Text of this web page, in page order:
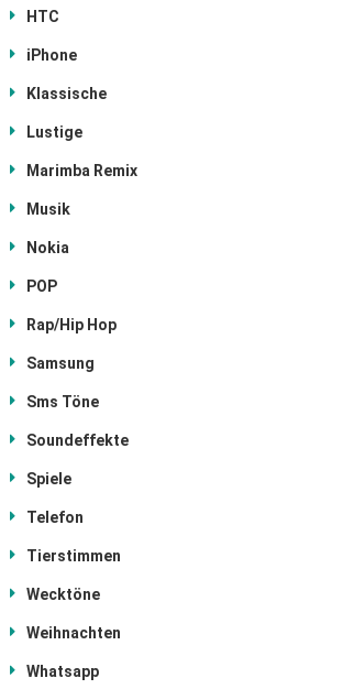
HTC
iPhone
Klassische
Lustige
Marimba Remix
Musik
Nokia
POP
Rap/Hip Hop
Samsung
Sms Töne
Soundeffekte
Spiele
Telefon
Tierstimmen
Wecktöne
Weihnachten
Whatsapp